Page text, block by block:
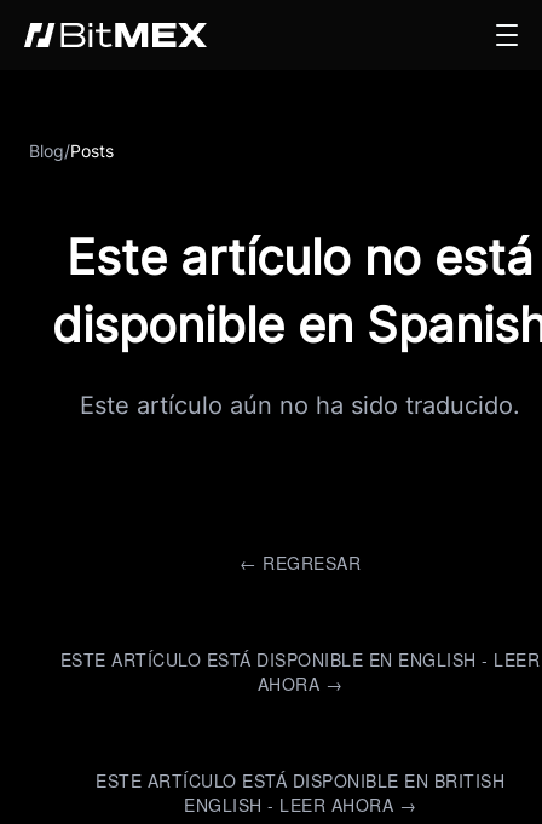
Blog/Posts
Este artículo no está
disponible en
Este artículo aún no ha sido traducido.
← REGRESAR
ESTE ARTÍCULO ESTÁ DISPONIBLE EN ENGLISH - LEER
AHORA →
ESTE ARTÍCULO ESTÁ DISPONIBLE EN BRITISH
ENGLISH - LEER AHORA →